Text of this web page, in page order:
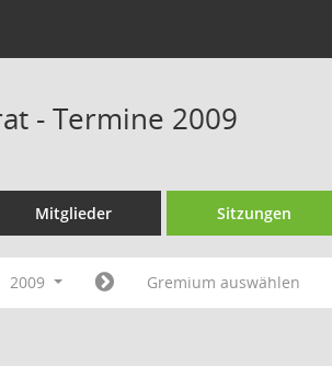
- Termine 2009
Mitglieder Sitzungen
2009 Gremium auswählen